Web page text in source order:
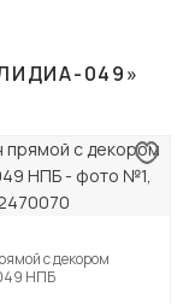
049»
с декором
НПБ